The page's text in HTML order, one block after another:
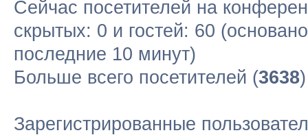
Сейчас посетителей на
скрытых: 0 и гостей: 60
последние 10 минут)
Больше всего посетителей (3638
Зарегистрированные